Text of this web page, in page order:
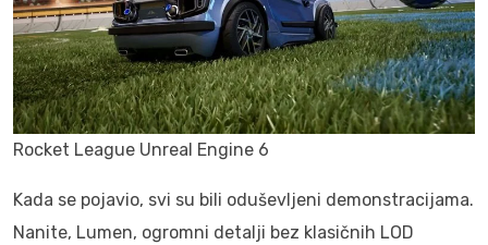
Rocket League Unreal Engine 6
Kada se pojavio, svi su bili oduševljeni demonstracijama.
Nanite, Lumen, ogromni detalji bez klasičnih LOD